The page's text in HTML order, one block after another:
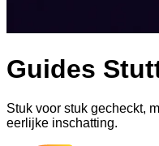
Guides
Stuk voor stuk gecheckt,
eerlijke inschatting.